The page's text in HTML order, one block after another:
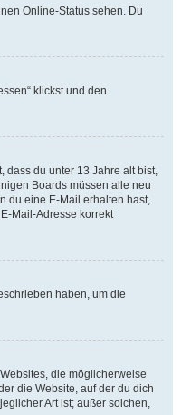
Online-Status sehen. Du
klickst und den
dass du unter 13 Jahre alt bist,
Boards müssen alle neu
du eine E-Mail erhalten hast,
Mail-Adresse korrekt
haben, um die
die möglicherweise
die Website, auf der du dich
Art ist; außer solchen,